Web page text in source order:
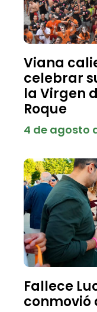
Viana
celebrar
la Virgen
Roque
4 de agosto
Fallece
conmovió